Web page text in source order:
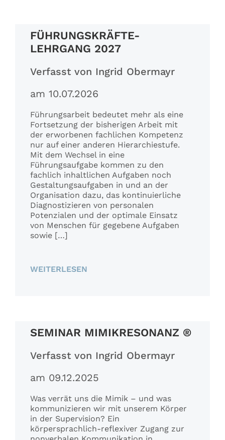
FÜHRUNGSKRÄFTE-
LEHRGANG 2027
Verfasst von Ingrid Obermayr
am 10.07.2026
Führungsarbeit bedeutet mehr als eine
Fortsetzung der bisherigen Arbeit mit
der erworbenen fachlichen Kompetenz
nur auf einer anderen Hierarchiestufe.
Mit dem Wechsel in eine
Führungsaufgabe kommen zu den
fachlich inhaltlichen Aufgaben noch
Gestaltungsaufgaben in und an der
Organisation dazu, das kontinuierliche
Diagnostizieren von personalen
Potenzialen und der optimale Einsatz
von Menschen für gegebene Aufgaben
sowie […]
WEITERLESEN
SEMINAR MIMIKRESONANZ ®
Verfasst von Ingrid Obermayr
am 09.12.2025
Was verrät uns die Mimik – und was
kommunizieren wir mit unserem Körper
in der Supervision? Ein
körpersprachlich-reflexiver Zugang zur